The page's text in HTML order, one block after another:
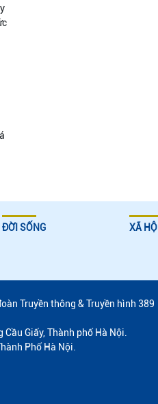
ĐỜI SỐNG XÃ HỘI
Truyền thông & Truyền hình 389
Giấy, Thành phố Hà Nội.
Phố Hà Nội.